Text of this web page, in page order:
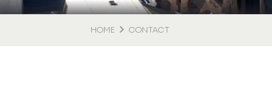
HOME CONTACT